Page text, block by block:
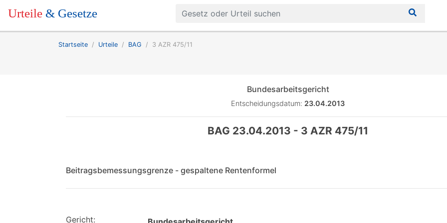
Urteile & Gesetze
Startseite Urteile BAG 3 AZR 475/11
Bundesarbeitsgericht
Entscheidungsdatum: 23.04.2013
BAG 23.04.2013 - 3 AZR 475/11
Beitragsbemessungsgrenze - gespaltene Rentenformel
Gericht: